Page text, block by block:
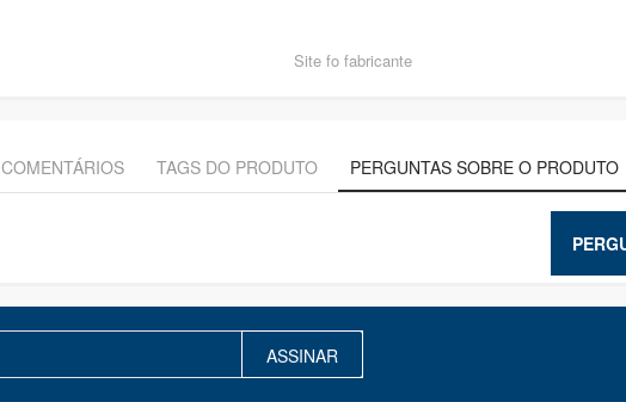
Site fo fabricante
COMENTÁRIOS TAGS DO PRODUTO PERGUNTAS SOBRE O PRODUTO
ASSINAR